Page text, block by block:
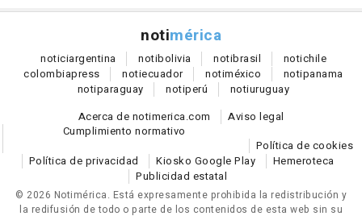
notimérica
noticiargentina notibolivia notibrasil notichile
colombiapress notiecuador notiméxico notipanama
notiparaguay notiperú notiuruguay
Acerca de notimerica.com
Aviso legal
Cumplimiento normativo
Política de cookies
Política de privacidad
Kiosko Google Play
Hemeroteca
Publicidad estatal
© 2026 Notimérica. Está expresamente prohibida la redistribución y
la redifusión de todo o parte de los contenidos de esta web sin su